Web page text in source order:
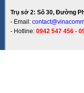
Trụ sở 2: Số 30, Đường
- Email:
- Hotline: 0942 547 456 -